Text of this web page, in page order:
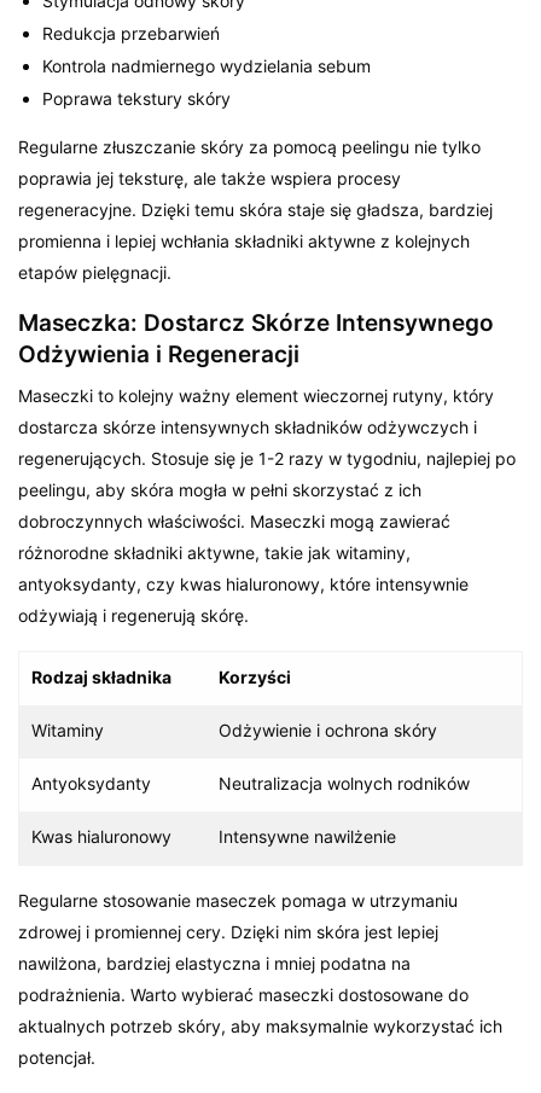
Redukcja przebarwień
Kontrola nadmiernego wydzielania sebum
Poprawa tekstury skóry
Regularne złuszczanie skóry za pomocą peelingu nie tylko
poprawia jej teksturę, ale także wspiera procesy
regeneracyjne. Dzięki temu skóra staje się gładsza, bardziej
promienna i lepiej wchłania składniki aktywne z kolejnych
etapów pielęgnacji.
Maseczka: Dostarcz Skórze Intensywnego
Odżywienia i Regeneracji
Maseczki to kolejny ważny element wieczornej rutyny, który
dostarcza skórze intensywnych składników odżywczych i
regenerujących. Stosuje się je 1-2 razy w tygodniu, najlepiej po
peelingu, aby skóra mogła w pełni skorzystać z ich
dobroczynnych właściwości. Maseczki mogą zawierać
różnorodne składniki aktywne, takie jak witaminy,
antyoksydanty, czy kwas hialuronowy, które intensywnie
odżywiają i regenerują skórę.
Rodzaj składnika Korzyści
Witaminy Odżywienie i ochrona skóry
Antyoksydanty Neutralizacja wolnych rodników
Kwas hialuronowy Intensywne nawilżenie
Regularne stosowanie maseczek pomaga w utrzymaniu
zdrowej i promiennej cery. Dzięki nim skóra jest lepiej
nawilżona, bardziej elastyczna i mniej podatna na
podrażnienia. Warto wybierać maseczki dostosowane do
aktualnych potrzeb skóry, aby maksymalnie wykorzystać ich
potencjał.